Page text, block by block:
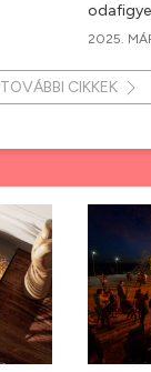
2025.
TOVÁBBI CIKKEK